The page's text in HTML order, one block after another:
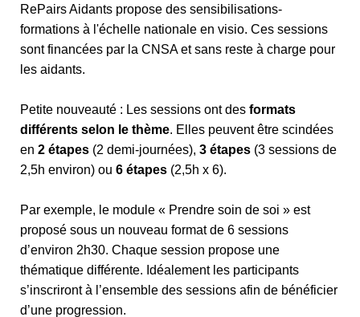
RePairs Aidants propose des sensibilisations-
formations à l'échelle nationale en visio. Ces sessions
sont financées par la CNSA et sans reste à charge pour
les aidants.
Petite nouveauté : Les sessions ont des formats
différents selon le thème. Elles peuvent être scindées
en 2 étapes (2 demi-journées), 3 étapes (3 sessions de
2,5h environ) ou 6 étapes (2,5h x 6).
Par exemple, le module « Prendre soin de soi » est
proposé sous un nouveau format de 6 sessions
d’environ 2h30. Chaque session propose une
thématique différente. Idéalement les participants
s’inscriront à l’ensemble des sessions afin de bénéficier
d’une progression.